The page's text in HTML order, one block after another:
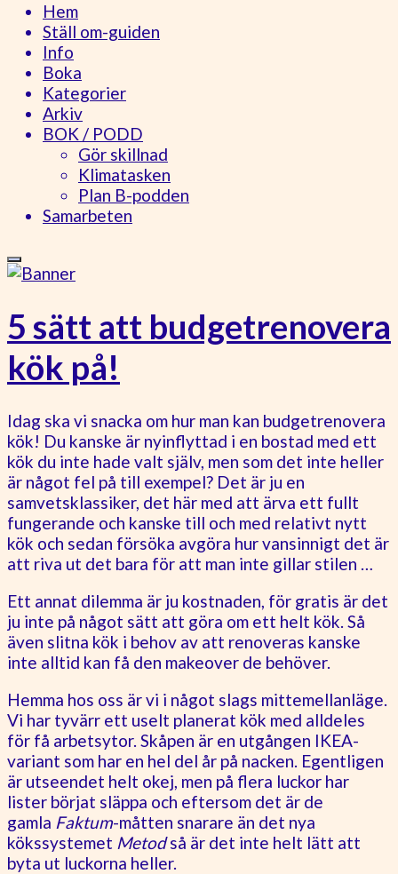
Hem
Ställ om-guiden
Info
Boka
Kategorier
Arkiv
BOK / PODD
Gör skillnad
Klimatasken
Plan B-podden
Samarbeten
5 sätt att budgetrenovera
kök på!
Idag ska vi snacka om hur man kan budgetrenovera
kök! Du kanske är nyinflyttad i en bostad med ett
kök du inte hade valt själv, men som det inte heller
är något fel på till exempel? Det är ju en
samvetsklassiker, det här med att ärva ett fullt
fungerande och kanske till och med relativt nytt
kök och sedan försöka avgöra hur vansinnigt det är
att riva ut det bara för att man inte gillar stilen …
Ett annat dilemma är ju kostnaden, för gratis är det
ju inte på något sätt att göra om ett helt kök. Så
även slitna kök i behov av att renoveras kanske
inte alltid kan få den makeover de behöver.
Hemma hos oss är vi i något slags mittemellanläge.
Vi har tyvärr ett uselt planerat kök med alldeles
för få arbetsytor. Skåpen är en utgången IKEA-
variant som har en hel del år på nacken. Egentligen
är utseendet helt okej, men på flera luckor har
lister börjat släppa och eftersom det är de
gamla Faktum-måtten snarare än det nya
kökssystemet Metodså är det inte helt lätt att
byta ut luckorna heller.